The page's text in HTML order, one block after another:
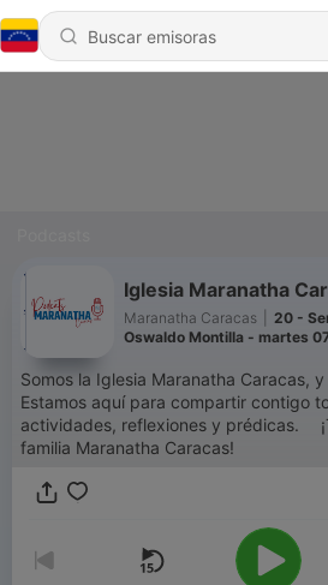
Iglesia Maranatha
Maranatha Caracas
20 -
Oswaldo Montilla - martes
Somos la Iglesia Maranatha Caracas,
Estamos aquí para compartir contigo
actividades, reflexiones y prédicas. ⠀
familia Maranatha Caracas!